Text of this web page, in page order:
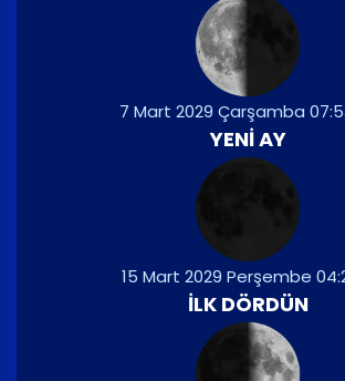
7 Mart 2029 Çarşamba
YENI AY
15 Mart 2029 Perşembe
İLK DÖRDÜN